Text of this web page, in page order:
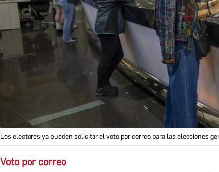
Los electores ya pueden solicitar el voto por correo para las elecciones
Voto por correo